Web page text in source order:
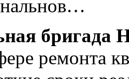
бригада
ремонта